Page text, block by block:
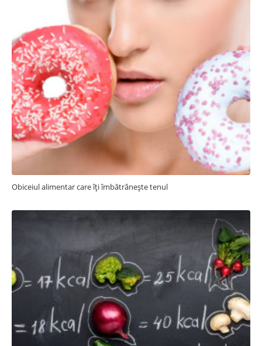
Obiceiul alimentar care îți îmbătrânește tenul